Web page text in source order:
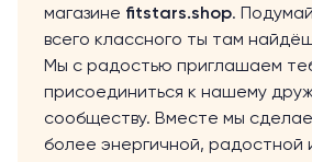
магазине fitstars.shop.
всего классного ты там
Мы с радостью приглашаем
присоединиться к нашему
сообществу. Вместе мы
более энергичной, радостной